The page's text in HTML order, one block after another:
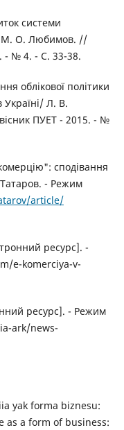
системи
М. О. Любимов. //
- № 4. - C. 33-38.
облікової політики
Україні/ Л. В.
ПУЕТ - 2015. - №
сподівання
- Режим
article/
ресурс]. -
e-komerciya-v-
ресурс]. - Режим
ark/news-
yak forma biznesu:
as a form of business: